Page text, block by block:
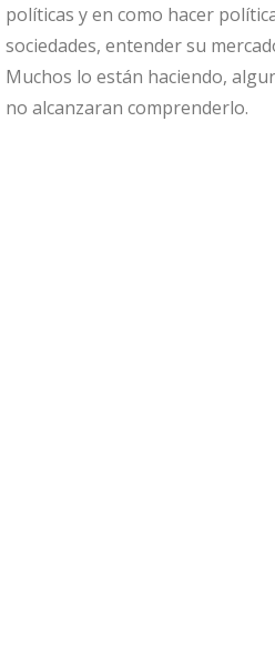
políticas y en como hacer
sociedades, entender su
Muchos lo están haciendo,
no alcanzaran comprenderlo.